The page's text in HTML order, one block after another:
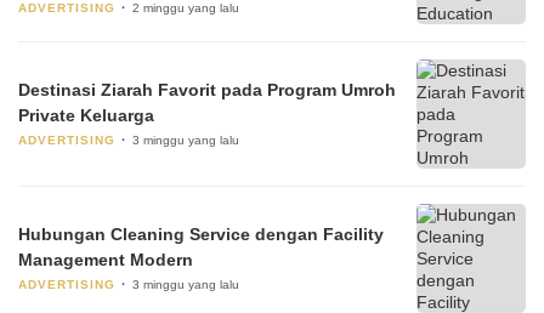
ADVERTISING 2 minggu yang lalu
Destinasi Ziarah Favorit pada Program Umroh
Private Keluarga
ADVERTISING 3 minggu yang lalu
Hubungan Cleaning Service dengan Facility
Management Modern
ADVERTISING 3 minggu yang lalu